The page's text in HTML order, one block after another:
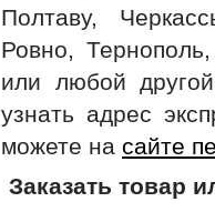
Полтаву,
Ровно,
или любой
узнать адрес
можете на сайте
Заказать товар